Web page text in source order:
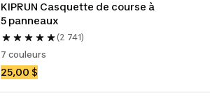
KIPRUN Casquette de course à
5 panneaux
(2 741)
7 couleurs
25,00 $